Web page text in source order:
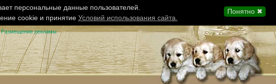
Размещение рекламы
Понятно ✖
персональные данные пользователей.
cookie и принятие Условий использования сайта.